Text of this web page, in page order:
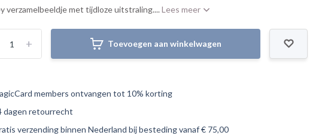
verzamelbeeldje met tijdloze uitstraling....Lees meer
+ Toevoegen aan winkelwagen
members ontvangen tot 10% korting
dagen retourrecht
verzending binnen Nederland bij besteding vanaf € 75,00